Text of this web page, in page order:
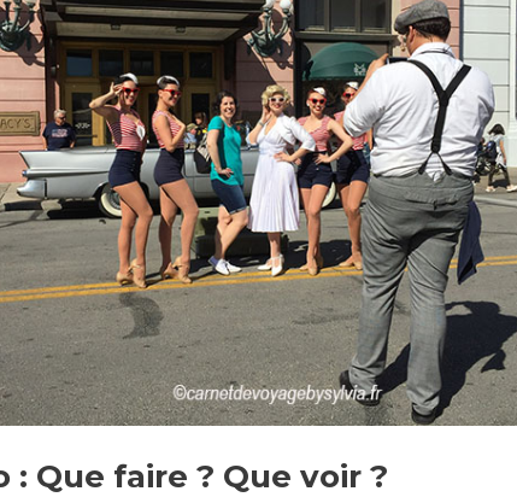
: Que faire ? Que voir ?